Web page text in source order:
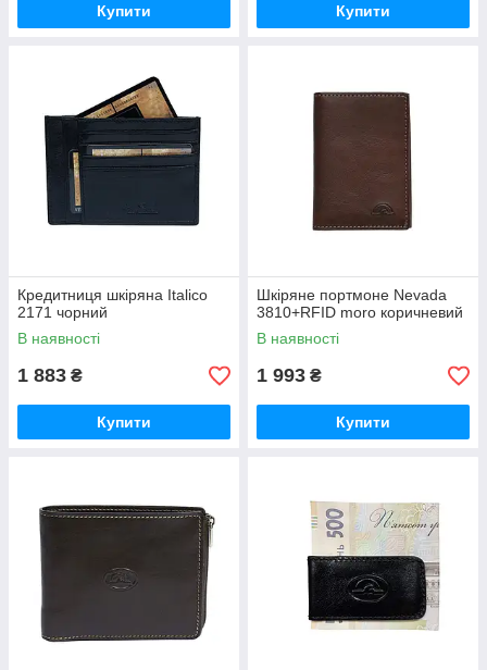
Купити Купити
Кредитниця шкіряна Italico
2171 чорний
В наявності
1 883 ₴
Купити
Шкіряне портмоне Nevada
3810+RFID moro коричневий
В наявності
1 993 ₴
Купити